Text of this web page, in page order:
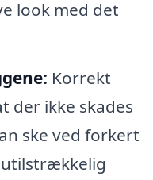
look med det
Korrekt
der ikke skades
ske ved forkert